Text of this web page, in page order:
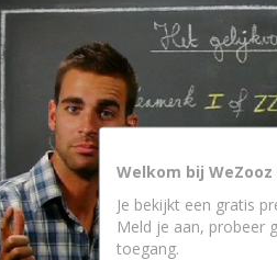
Welkom bij
Je bekijkt een gratis
Meld je aan, probeer
toegang.